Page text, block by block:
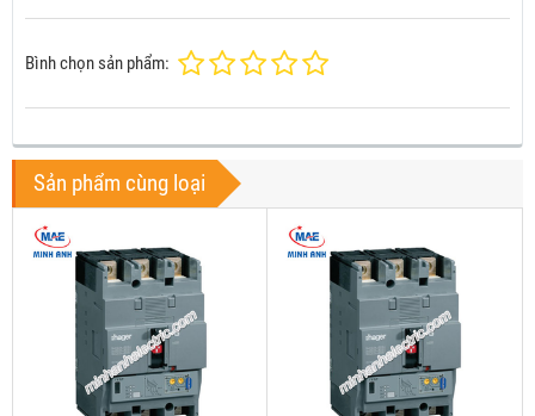
Bình chọn sản phẩm:
Sản phẩm cùng loại